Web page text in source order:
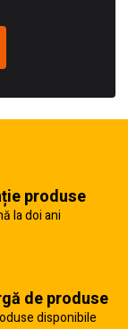
produse
la doi ani
de produse
disponibile